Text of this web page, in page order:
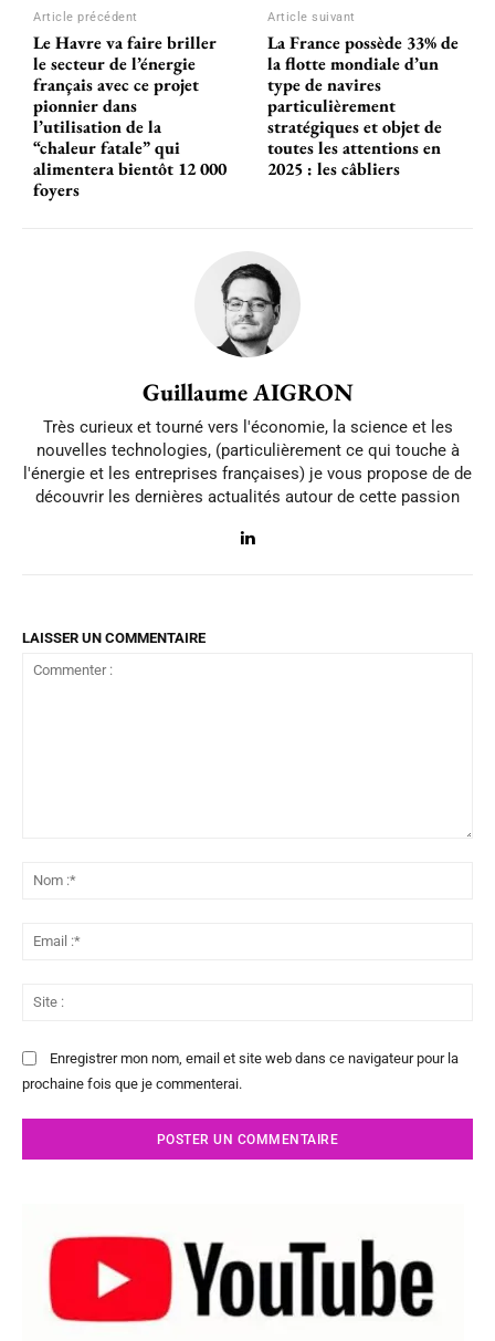
Article précédent
Le Havre va faire briller
le secteur de l’énergie
français avec ce projet
pionnier dans
l’utilisation de la
“chaleur fatale” qui
alimentera bientôt 12 000
foyers
Article suivant
La France possède 33% de
la flotte mondiale d’un
type de navires
particulièrement
stratégiques et objet de
toutes les attentions en
2025 : les câbliers
Guillaume AIGRON
Très curieux et tourné vers l'économie, la science et les
nouvelles technologies, (particulièrement ce qui touche à
l'énergie et les entreprises françaises) je vous propose de de
découvrir les dernières actualités autour de cette passion
LAISSER UN COMMENTAIRE
Enregistrer mon nom, email et site web dans ce navigateur pour la
prochaine fois que je commenterai.